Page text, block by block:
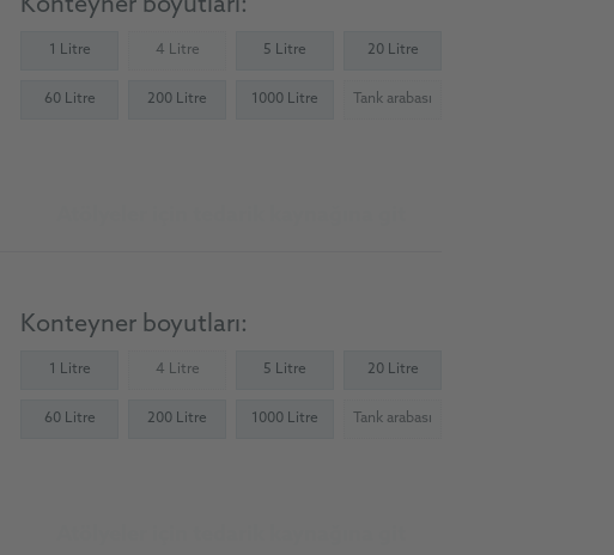
Konteyner boyutları:
1 Litre 4 Litre(Not available)5 Litre 20 Litre
60 Litre 200 Litre 1000 Litre Tank arabası
(Not available)
Konteyner boyutları:
1 Litre 4 Litre(Not available)5 Litre 20 Litre
60 Litre 200 Litre 1000 Litre Tank arabası
(Not available)